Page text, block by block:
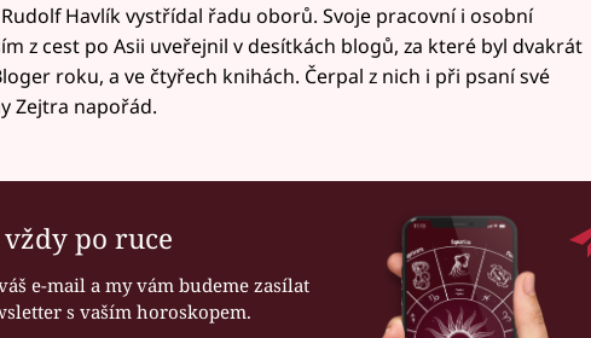
Havlík vystřídal řadu oborů. Svoje pracovní i osobní
z cest po Asii uveřejnil v desítkách blogů, za které byl dvakrát
roku, a ve čtyřech knihách. Čerpal z nich i při psaní své
Zejtra napořád.
po ruce
e-mail a my vám budeme zasílat
s vaším horoskopem.